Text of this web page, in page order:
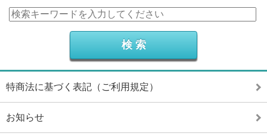
特商法に基づく表記（ご利用規定）
お知らせ